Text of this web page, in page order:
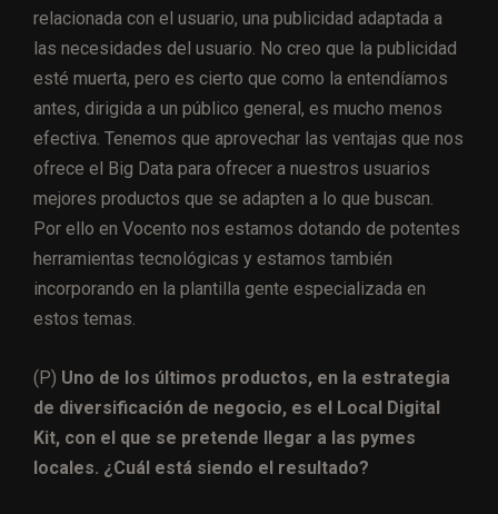
relacionada con el usuario, una publicidad adaptada a
las necesidades del usuario. No creo que la publicidad
esté muerta, pero es cierto que como la entendíamos
antes, dirigida a un público general, es mucho menos
efectiva. Tenemos que aprovechar las ventajas que nos
ofrece el Big Data para ofrecer a nuestros usuarios
mejores productos que se adapten a lo que buscan.
Por ello en Vocento nos estamos dotando de potentes
herramientas tecnológicas y estamos también
incorporando en la plantilla gente especializada en
estos temas.
(P) Uno de los últimos productos, en la estrategia
de diversificación de negocio, es el Local Digital
Kit, con el que se pretende llegar a las pymes
locales. ¿Cuál está siendo el resultado?